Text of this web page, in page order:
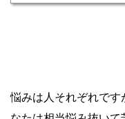
悩みは人それぞれで